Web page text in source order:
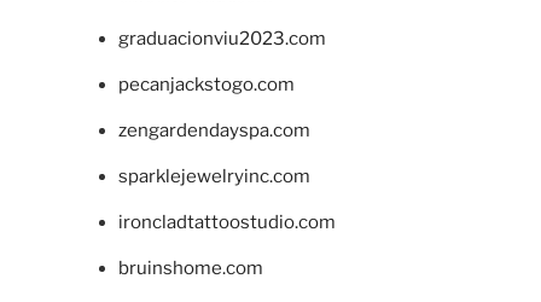
graduacionviu2023.com
pecanjackstogo.com
zengardendayspa.com
sparklejewelryinc.com
ironcladtattoostudio.com
bruinshome.com